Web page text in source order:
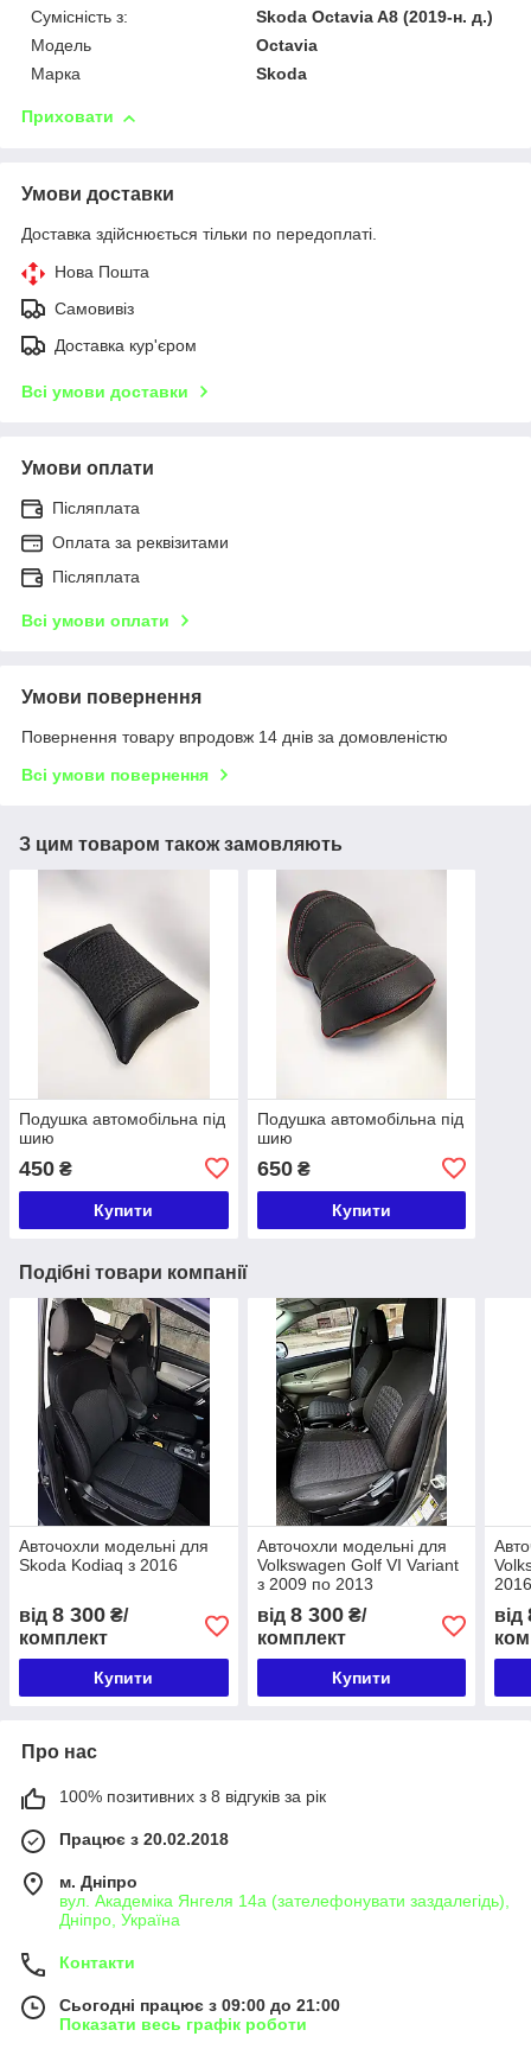
Сумісність з:
Skoda Octavia A8 (2019-н. д.)
Модель
Octavia
Марка
Skoda
Приховати
Умови доставки
Доставка здійснюється тільки по передоплаті.
Нова Пошта
Самовивіз
Доставка кур'єром
Всі умови доставки
Умови оплати
Післяплата
Оплата за реквізитами
Післяплата
Всі умови оплати
Умови повернення
Повернення товару впродовж 14 днів за домовленістю
Всі умови повернення
З цим товаром також замовляють
Подушка автомобільна під
шию
450 ₴
Купити
Подушка автомобільна під
шию
650₴
Купити
Подібні товари компанії
Авточохли модельні для
Skoda Kodiaq з 2016
від 8 300 ₴/
комплект
Купити
Авточохли модельні для
Volkswagen Golf VI Variant
з 2009 по 2013
від 8 300₴/
комплект
Купити
від
Про нас
100% позитивних з 8 відгуків за рік
Працює з 20.02.2018
м. Дніпро
вул. Академіка Янгеля 14а (зателефонувати заздалегідь),
Дніпро, Україна
Контакти
Сьогодні працює з 09:00 до 21:00
Показати весь графік роботи